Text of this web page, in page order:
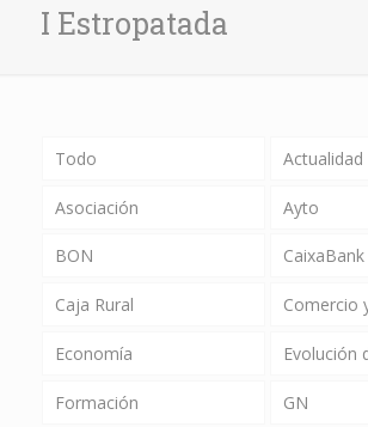
I Estropatada
Todo Actualidad
Asociación Ayto
BON CaixaBank
Caja Rural Comercio
Economía Evolución
Formación GN